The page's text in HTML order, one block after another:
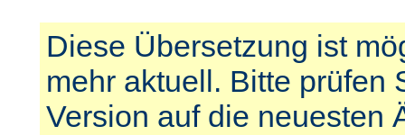
Diese Übersetzung ist
mehr aktuell. Bitte prüfen
Version auf die neuesten